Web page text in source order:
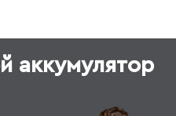
аккумулятор